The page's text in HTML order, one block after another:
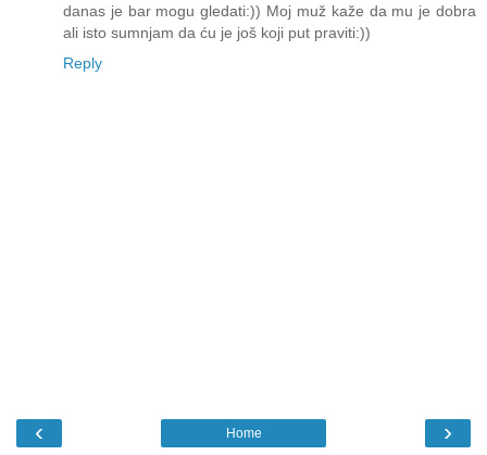
danas je bar mogu gledati:)) Moj muž kaže da mu je dobra
ali isto sumnjam da ću je još koji put praviti:))
Reply
‹ ›
Home